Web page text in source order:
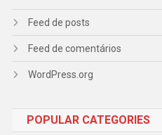
Feed de posts
Feed de comentários
WordPress.org
POPULAR CATEGORIES